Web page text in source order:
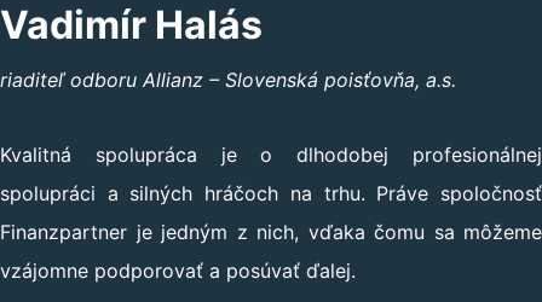
Vadimír Halás
riaditeľ odboru Allianz – Slovenská poisťovňa, a.s.
Kvalitná spolupráca je o dlhodobej profesionálnej
spolupráci a silných hráčoch na trhu. Práve spoločnosť
Finanzpartner je jedným z nich, vďaka čomu sa môžeme
vzájomne podporovať a posúvať ďalej.